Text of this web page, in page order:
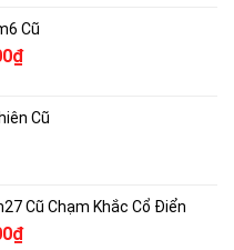
là:
2,000,000₫.
Cũ
₫Giá
là:Cũ
Cũ Chạm Khắc Cổ Điển
₫Giá